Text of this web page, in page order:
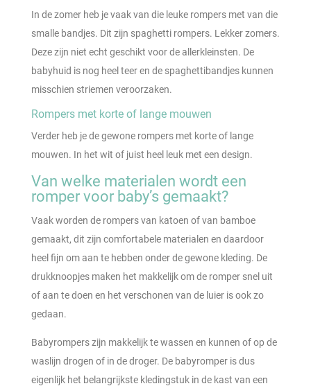
In de zomer heb je vaak van die leuke rompers met van die
smalle bandjes. Dit zijn spaghetti rompers. Lekker zomers.
Deze zijn niet echt geschikt voor de allerkleinsten. De
babyhuid is nog heel teer en de spaghettibandjes kunnen
misschien striemen veroorzaken.
Rompers met korte of lange mouwen
Verder heb je de gewone rompers met korte of lange
mouwen. In het wit of juist heel leuk met een design.
Van welke materialen wordt een
romper voor baby’s gemaakt?
Vaak worden de rompers van katoen of van bamboe
gemaakt, dit zijn comfortabele materialen en daardoor
heel fijn om aan te hebben onder de gewone kleding. De
drukknoopjes maken het makkelijk om de romper snel uit
of aan te doen en het verschonen van de luier is ook zo
gedaan.
Babyrompers zijn makkelijk te wassen en kunnen of op de
waslijn drogen of in de droger. De babyromper is dus
eigenlijk het belangrijkste kledingstuk in de kast van een